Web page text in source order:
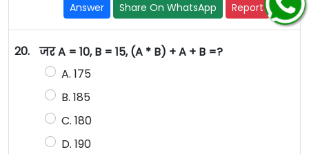
Answer Share On WhatsApp Report
20.
जर A = 10, B = 15, (A * B) + A + B =?
A. 175
B. 185
C. 180
D. 190